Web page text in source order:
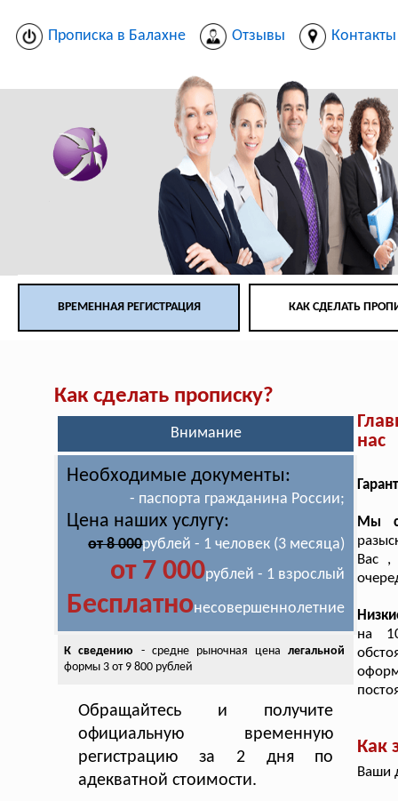
Прописка в Балахне Отзывы Контакты
ВРЕМЕННАЯ РЕГИСТРАЦИЯ КАК СДЕЛАТЬ
Как сделать прописку?
Внимание
Необходимые документы:
- паспорта гражданина России;
Цена наших услугу:
от 8 000рублей - 1 человек (3 месяца)
от 7 000рублей - 1 взрослый
Бесплатнонесовершеннолетние
К сведению - средне рыночная ценалегальной
формы 3 от 9 800 рублей
Обращайтесь и получите
официальную временную
регистрацию за 2 дня по
адекватной стоимости.
нас
Мы
Вас ,
на
Как
Ваши